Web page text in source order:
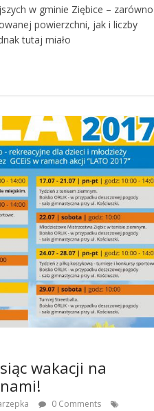
w gminie Ziębice – zarówno
powierzchni, jak i liczby
tutaj miało
wakacji na
0 Comments